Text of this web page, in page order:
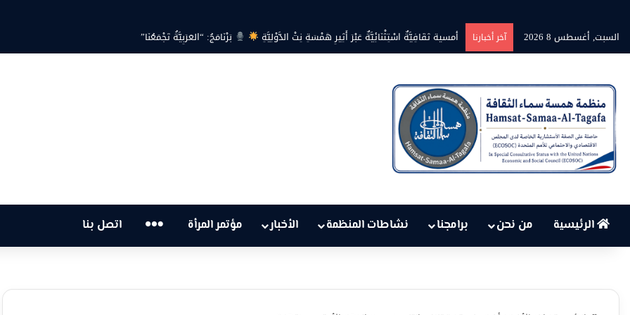
السبت, أغسطس 8 2026
آخر أخبارنا بين حرارة السماء وعجز البنية التحتية… هل أصبحت أزمة الكهرباء في تونس تهدد الحق في الحياة؟
الرئيسية من نحن برامجنا نشاطات المنظمة الأخبار مؤتمر المرأة … اتصل بنا